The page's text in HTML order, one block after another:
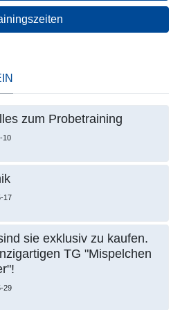
zum Probetraining
10
17
sie exklusiv zu kaufen.
TG "Mispelchen
29